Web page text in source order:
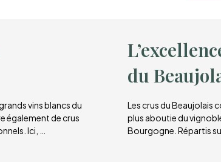
vins blancs du
également de crus
Ici, …
du
Les crus du Beaujolais
plus aboutie du
Bourgogne. Répartis